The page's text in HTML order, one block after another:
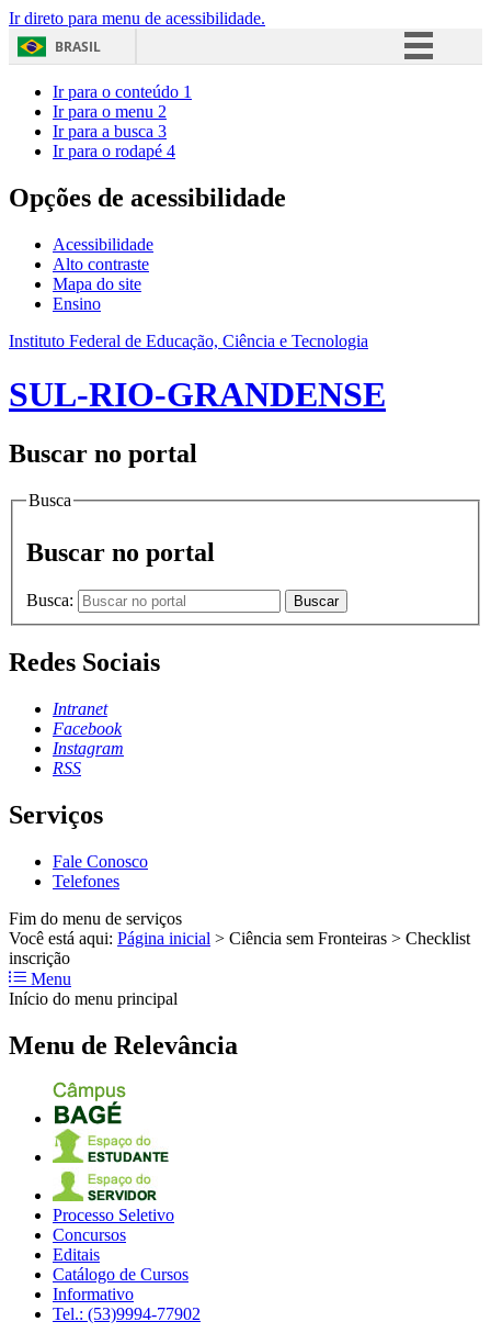
Ir direto para menu de acessibilidade.
BRASIL
Acesso à informação
Ir para o conteúdo 1
Ir para o menu 2
Ir para a busca 3
Ir para o rodapé 4
Opções de acessibilidade
Acessibilidade
Alto contraste
Mapa do site
Ensino
Instituto Federal de Educação, Ciência e Tecnologia
SUL-RIO-GRANDENSE
Buscar no portal
Busca
Buscar no portal
Busca: Buscar
Redes Sociais
Intranet
Facebook
Instagram
RSS
Serviços
Fale Conosco
Telefones
Fim do menu de serviços
Você está aqui: Página inicial > Ciência sem Fronteiras > Checklist
inscrição
Menu
Início do menu principal
Menu de Relevância
Processo Seletivo
Concursos
Editais
Catálogo de Cursos
Informativo
Tel.: (53)9994-77902